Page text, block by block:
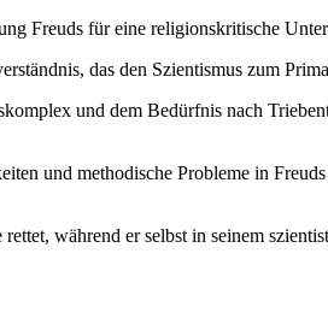
Freuds für eine religionskritische
das den Szientismus zum
und dem Bedürfnis nach
und methodische Probleme in
während er selbst in seinem